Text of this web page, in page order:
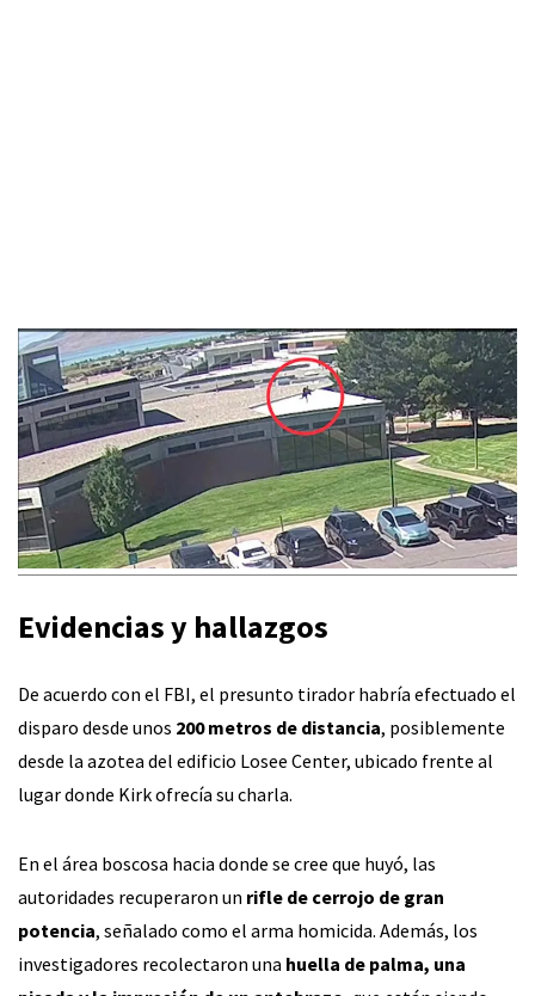
Evidencias y hallazgos
De acuerdo con el FBI, el presunto tirador habría efectuado el
disparo desde unos 200 metros de distancia, posiblemente
desde la azotea del edificio Losee Center, ubicado frente al
lugar donde Kirk ofrecía su charla.
En el área boscosa hacia donde se cree que huyó, las
autoridades recuperaron un rifle de cerrojo de gran
potencia, señalado como el arma homicida. Además, los
investigadores recolectaron una huella de palma, una